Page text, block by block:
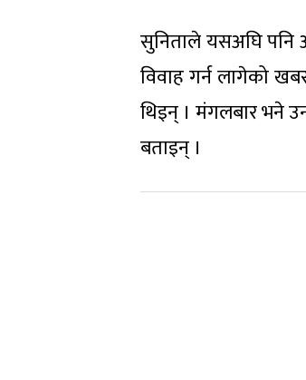
सुनिताले यसअघि पनि
विवाह गर्न लागेको
थिइन् । मंगलबार भने
बताइन् ।